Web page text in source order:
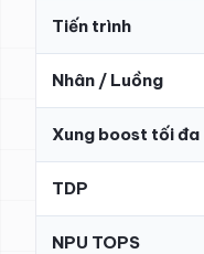
Tiến trình
Nhân / Luồng
Xung boost tối đa
TDP
NPU TOPS